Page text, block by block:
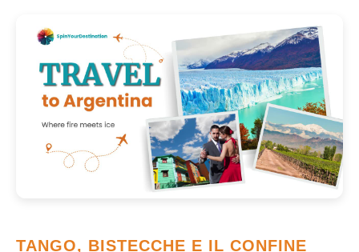
TANGO, BISTECCHE E IL CONFINE